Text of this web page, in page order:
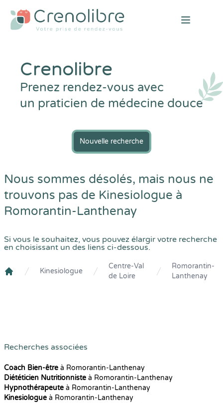
Open
Crenolibre
Prenez rendez-vous avec
un praticien de médecine douce
Nouvelle recherche
Nous sommes désolés, mais nous ne
trouvons pas de Kinesiologue à
Romorantin-Lanthenay
Si vous le souhaitez, vous pouvez élargir votre recherche
en choisissant un des liens ci-dessous.
Kinesiologue
Centre-Val
de Loire
Romorantin-
Lanthenay
Recherches associées
Coach Bien-être à Romorantin-Lanthenay
Diététicien Nutritionniste à Romorantin-Lanthenay
Hypnothérapeute à Romorantin-Lanthenay
Kinesiologue à Romorantin-Lanthenay